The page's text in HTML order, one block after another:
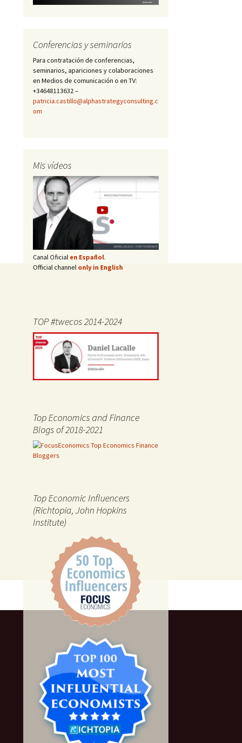
Conferencias y seminarios
Para contratación de conferencias,
seminarios, apariciones y colaboraciones
en Medios de comunicación o en TV:
+34648113632 –
patricia.castillo@alphastrategyconsulting.c
om
Mis vídeos
Canal Oficial en Español.
Official channel only in English
TOP #twecos 2014-2024
Top Economics and Finance
Blogs of 2018-2021
Top Economic Influencers
(Richtopia, John Hopkins
Institute)